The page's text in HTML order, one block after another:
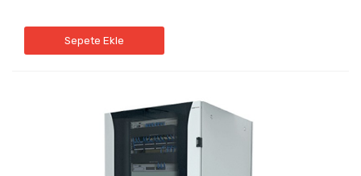
Sepete Ekle